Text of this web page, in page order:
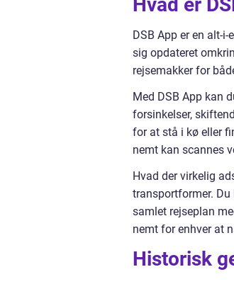
DSB App er en alt-
sig opdateret
rejsemakker for
Med DSB App kan
forsinkelser,
for at stå i kø eller
nemt kan scannes
Hvad der virkelig
transportformer. Du
samlet rejseplan
nemt for enhver at
Historisk